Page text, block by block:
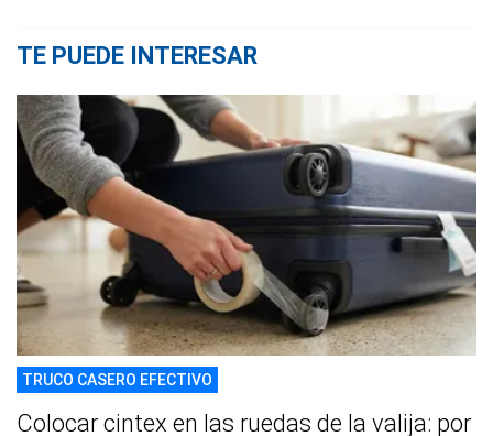
TE PUEDE INTERESAR
TRUCO CASERO EFECTIVO
Colocar cintex en las ruedas de la valija: por